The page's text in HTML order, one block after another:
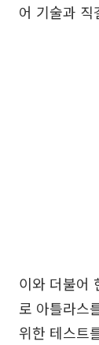
어 기술과 직
이와 더불어
로 아틀라스
위한 테스트